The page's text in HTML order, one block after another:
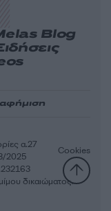
Blog
α.27
2025
Cookies
δικαιώματος.